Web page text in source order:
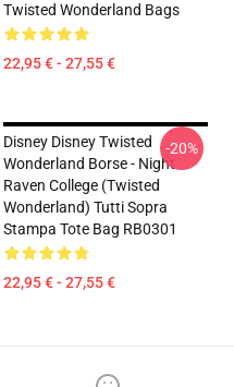
Twisted Wonderland Bags
22,95 € - 27,55 €
Disney Disney Twisted
Wonderland Borse - Night
Raven College (Twisted
Wonderland) Tutti Sopra
Stampa Tote Bag RB0301
22,95 € - 27,55 €
-20%